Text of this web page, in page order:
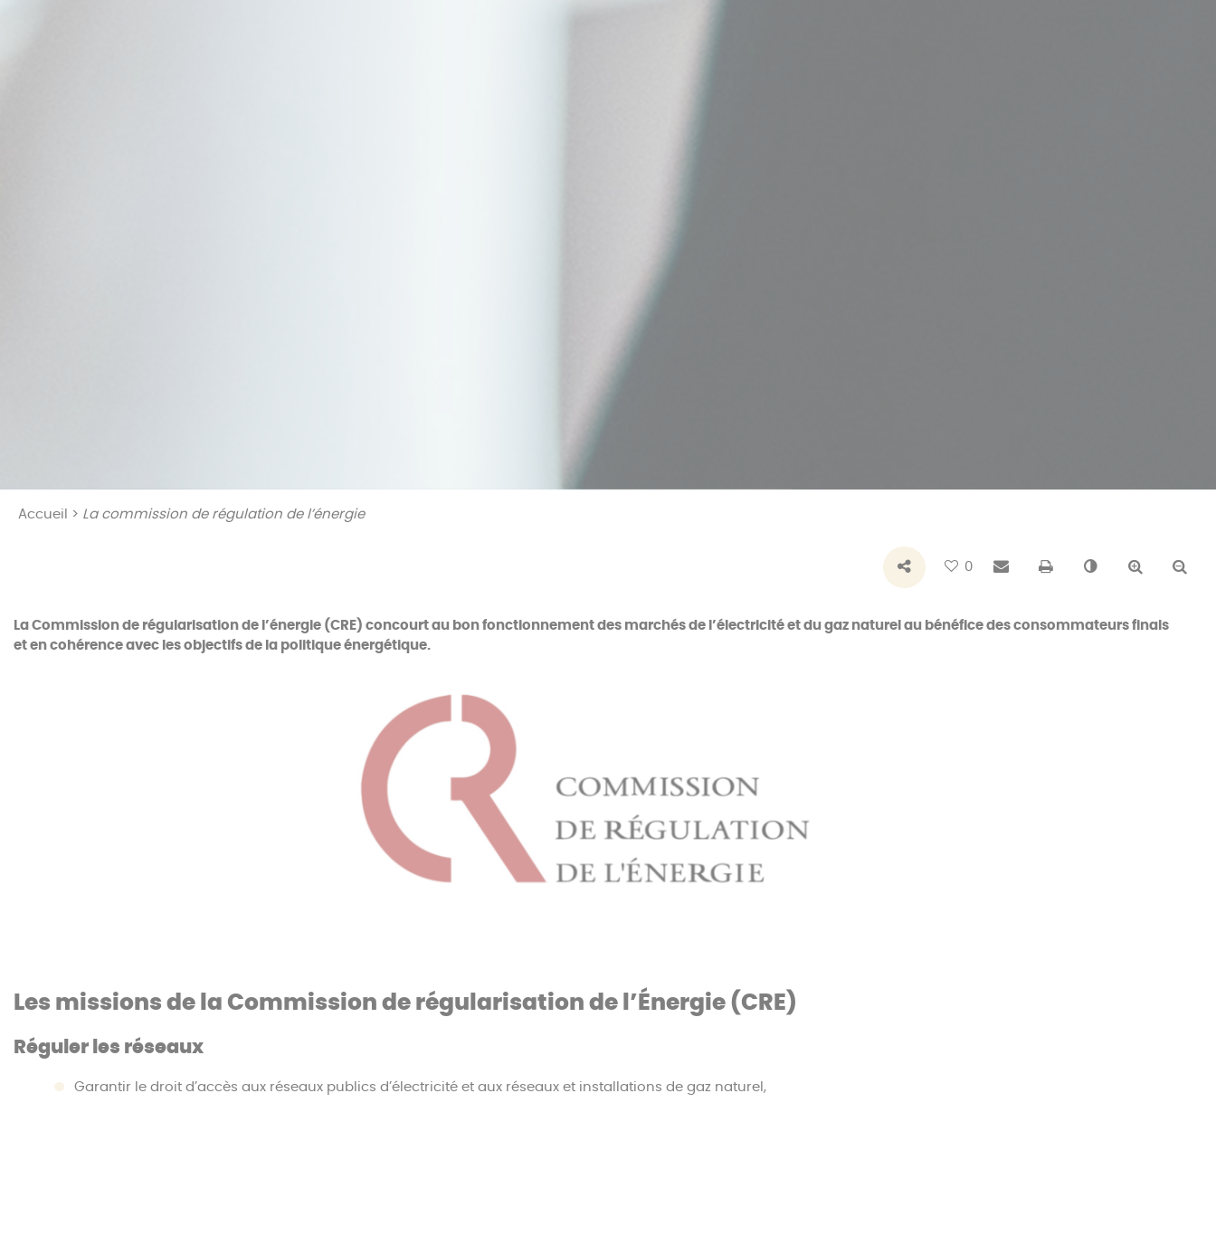
Accueil > La commission de régulation de l’énergie
Bouton de partage
0 Envoyer par e-mail
ImprimerChanger le
La Commission de régularisation de l’énergie (CRE) concourt au bon fonctionnement des marchés de l’électricité et du gaz naturel au bénéfice des consommateurs finals
et en cohérence avec les objectifs de la politique énergétique.
Les missions de la Commission de régularisation de l’Énergie (CRE)
Réguler les réseaux
Garantir le droit d’accès aux réseaux publics d’électricité et aux réseaux et installations de gaz naturel,